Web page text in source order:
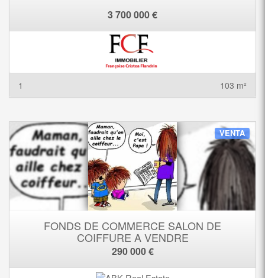
3 700 000 €
1 103 m²
VENTA
FONDS DE COMMERCE SALON DE
COIFFURE A VENDRE
290 000 €